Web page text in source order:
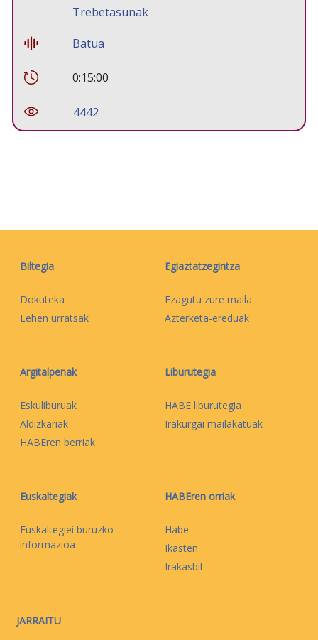
Trebetasunak
Batua
0:15:00
4442
Biltegia
Dokuteka
Lehen urratsak
Egiaztatzegintza
Ezagutu zure maila
Azterketa-ereduak
Argitalpenak
Eskuliburuak
Aldizkariak
HABEren berriak
Liburutegia
HABE liburutegia
Irakurgai mailakatuak
Euskaltegiak
Euskaltegiei buruzko
informazioa
HABEren orriak
Habe
Ikasten
Irakasbil
JARRAITU